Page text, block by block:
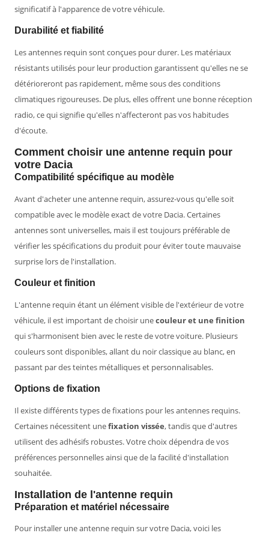
significatif à l'apparence de votre véhicule.
Durabilité et fiabilité
Les antennes requin sont conçues pour durer. Les matériaux
résistants utilisés pour leur production garantissent qu'elles ne se
détérioreront pas rapidement, même sous des conditions
climatiques rigoureuses. De plus, elles offrent une bonne réception
radio, ce qui signifie qu'elles n'affecteront pas vos habitudes
d'écoute.
Comment choisir une antenne requin pour
votre Dacia
Compatibilité spécifique au modèle
Avant d'acheter une antenne requin, assurez-vous qu'elle soit
compatible avec le modèle exact de votre Dacia. Certaines
antennes sont universelles, mais il est toujours préférable de
vérifier les spécifications du produit pour éviter toute mauvaise
surprise lors de l'installation.
Couleur et finition
L'antenne requin étant un élément visible de l'extérieur de votre
véhicule, il est important de choisir unecouleur et une finition
qui s'harmonisent bien avec le reste de votre voiture. Plusieurs
couleurs sont disponibles, allant du noir classique au blanc, en
passant par des teintes métalliques et personnalisables.
Options de fixation
Il existe différents types de fixations pour les antennes requins.
Certaines nécessitent unefixation vissée, tandis que d'autres
utilisent des adhésifs robustes. Votre choix dépendra de vos
préférences personnelles ainsi que de la facilité d'installation
souhaitée.
Installation de l'antenne requin
Préparation et matériel nécessaire
Pour installer une antenne requin sur votre Dacia, voici les